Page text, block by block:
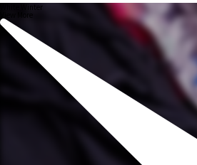
White Winter